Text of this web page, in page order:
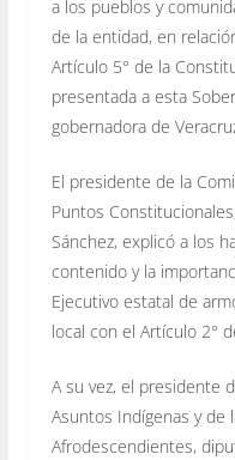
a los pueblos y
de la entidad, en
Artículo 5° de la
presentada a esta
gobernadora de
El presidente de la
Puntos
Sánchez, explicó a los
contenido y la
Ejecutivo estatal de
local con el Artículo 2°
A su vez, el presidente
Asuntos Indígenas y de
Afrodescendientes,